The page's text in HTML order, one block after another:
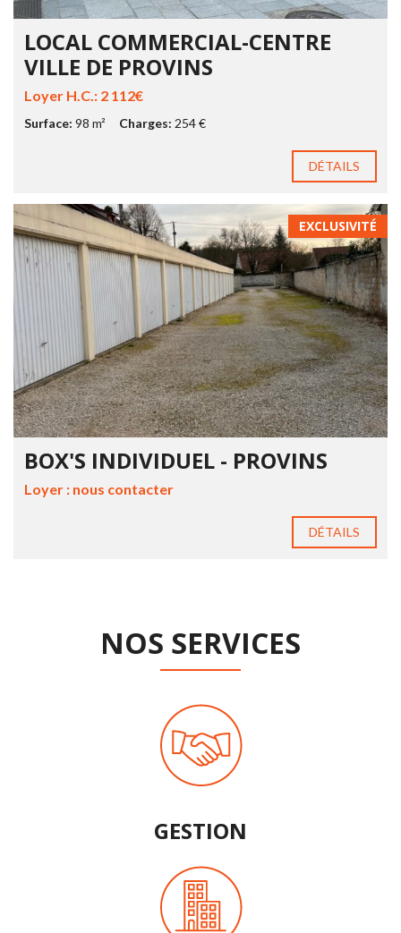
LOCAL COMMERCIAL-CENTRE
VILLE DE PROVINS
Loyer H.C.: 2 112€
Surface: 98 m² Charges: 254 €
DÉTAILS
EXCLUSIVITÉ
BOX'S INDIVIDUEL - PROVINS
Loyer : nous contacter
DÉTAILS
NOS SERVICES
GESTION